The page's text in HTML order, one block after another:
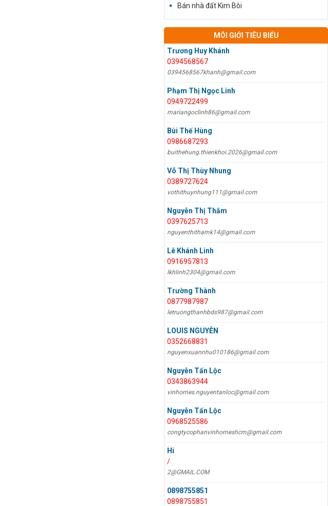
Bán nhà đất Kim Bôi
MÔI GIỚI TIÊU BIỂU
Trương Huy Khánh
0394568567
0394568567khanh@gmail.com
Phạm Thị Ngọc Linh
0949722499
mariangoclinh86@gmail.com
Bùi Thế Hùng
0986687293
buithehung.thienkhoi.2026@gmail.com
Võ Thị Thùy Nhung
0389727624
vothithuynhung111@gmail.com
Nguyễn Thị Thắm
0397625713
nguyenthithamk14@gmail.com
Lê Khánh Linh
0916957813
lkhlinh2304@gmail.com
Trường Thành
0877987987
letruongthanhbds987@gmail.com
LOUIS NGUYỄN
0352668831
nguyenxuannhu010186@gmail.com
Nguyễn Tấn Lộc
0343863944
vinhomes.nguyentanloc@gmail.com
Nguyễn Tấn Lộc
0968525586
congtycophanvinhomeshcm@gmail.com
Hi
/
2@GMAIL.COM
0898755851
0898755851